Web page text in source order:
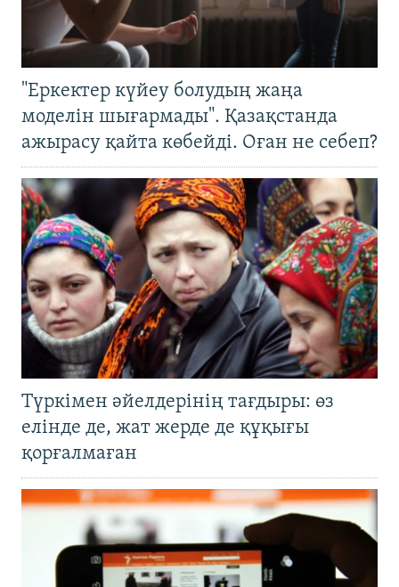
"Еркектер күйеу болудың жаңа
моделін шығармады". Қазақстанда
ажырасу қайта көбейді. Оған не себеп?
Түркімен әйелдерінің тағдыры: өз
елінде де, жат жерде де құқығы
қорғалмаған